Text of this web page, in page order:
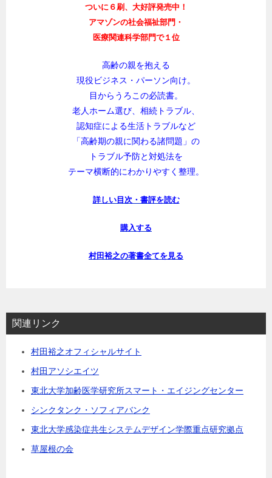
ついに６刷、大好評発売中！
アマゾンの社会福祉部門・
医療関連科学部門で１位
高齢の親を抱える
現役ビジネス・パーソン向け。
目からうろこの必読書。
老人ホーム選び、相続トラブル、
認知症による生活トラブルなど
「高齢期の親に関わる諸問題」の
トラブル予防と対処法を
テーマ横断的にわかりやすく整理。
詳しい目次・書評を読む
購入する
村田裕之の著書全てを見る
関連リンク
村田裕之オフィシャルサイト
村田アソシエイツ
東北大学加齢医学研究所スマート・エイジングセンター
シンクタンク・ソフィアバンク
東北大学感染症共生システムデザイン学際重点研究拠点
草屋根の会